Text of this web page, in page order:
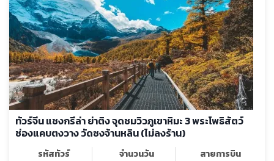
ทัวร์จีน แชงกรีล่า ย่าติง จุดชมวิวภูเขาหิมะ 3 พระโพธิสัตว์
ช่องแคบตงวาง วัดซงจ้านหลิน (ไม่ลงร้าน)
รหัสทัวร์
จำนวนวัน
สายการบิน